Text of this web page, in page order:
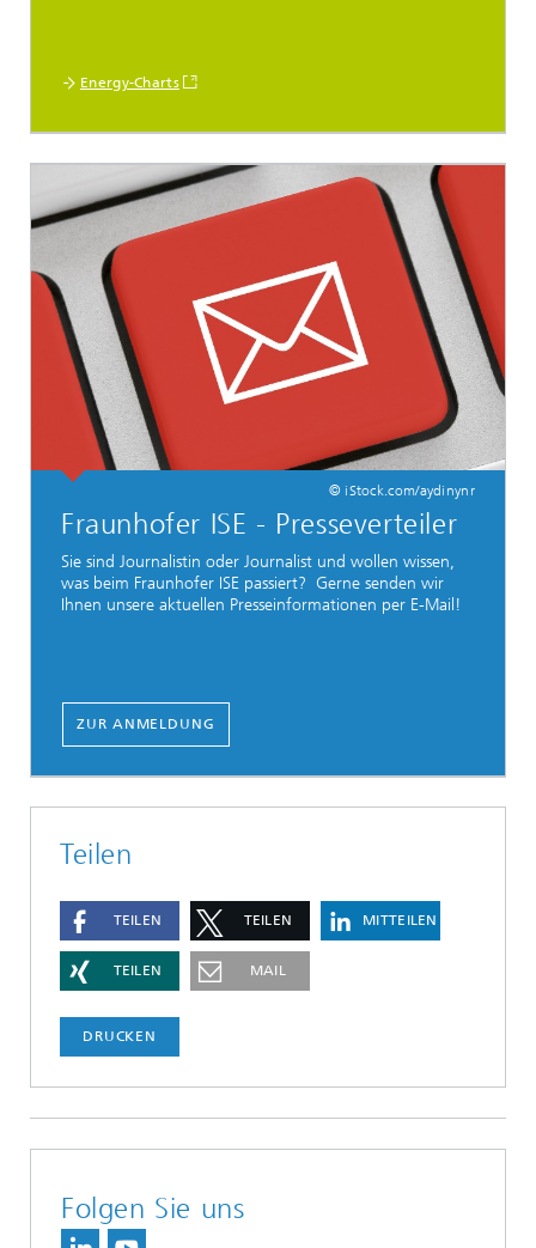
Energy-Charts
© iStock.com/aydinynr
Fraunhofer ISE - Presseverteiler
Sie sind Journalistin oder Journalist und wollen wissen,
was beim Fraunhofer ISE passiert? Gerne senden wir
Ihnen unsere aktuellen Presseinformationen per E-Mail!
ZUR ANMELDUNG
Teilen
TEILEN TEILEN MITTEILEN
TEILEN MAIL
DRUCKEN
Folgen Sie uns